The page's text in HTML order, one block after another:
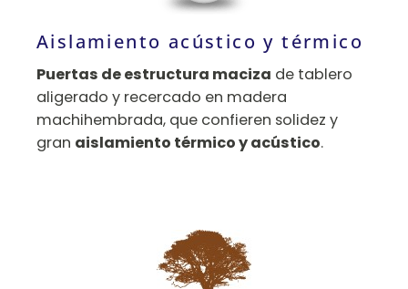
Aislamiento acústico y térmico
Puertas de estructura maciza de tablero
aligerado y recercado en madera
machihembrada, que confieren solidez y
gran aislamiento térmico y acústico.